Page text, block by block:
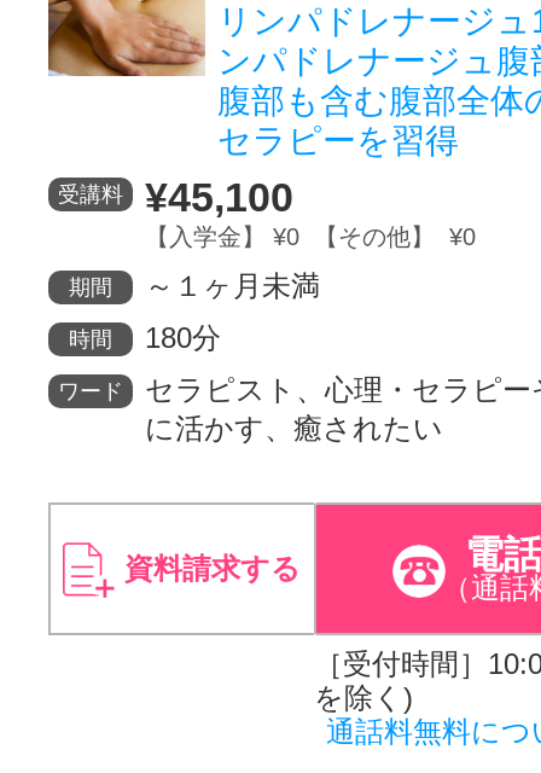
リンパドレナージ
ンパドレナージュ腹
腹部も含む腹部全体
セラピーを習得
受講料 ¥45,100
【入学金】 ¥0 【その他】 ¥0
期間 ～１ヶ月未満
時間 180分
ワード
セラピスト、心理・セラピー
に活かす、癒されたい
資料請求する 電
（通話
［受付時間］
を除く)
通話料無料につ